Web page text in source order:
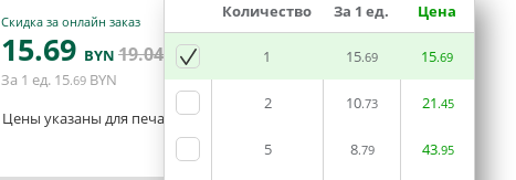
Количество За 1 ед. Цена
1 15.69 15.69
2 10.73 21.45
5 8.79 43.95
Скидка за онлайн заказ
15.69 BYN 19.04
BYN
За 1 ед. 15.69 BYN
В КОРЗИНУ
Цены указаны для печати из готового макета
Оставить комментарий